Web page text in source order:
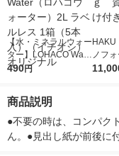
【水・ミネラルウォー
ター】LOHACO Wate
r（ロハコウォータ
シ） オリジナル
490円
ノフ
5ｇ
商品説明
●不要の時は、コンパク
ん。●見出し紙が前後に